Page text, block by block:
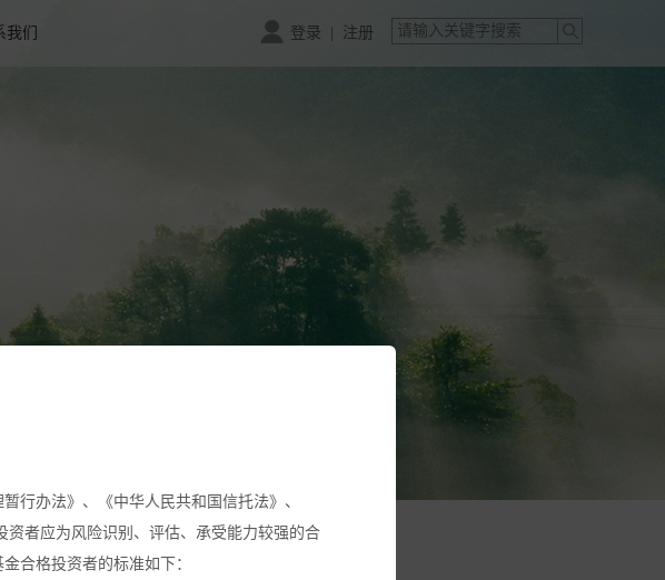
我们 登录 注册
行办法》、《中华人民共和国信托法》、
资者应为风险识别、评估、承受能力较强的合
合格投资者的标准如下：
享 万葵活动